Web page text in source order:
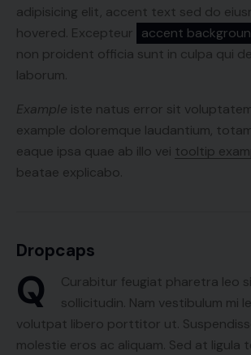
adipisicing elit, accent text sed do
hovered. Excepteur accent
non proident officia sunt in culpa qui
laborum.
Example iste natus error sit
example doloremque laudantium,
eaque ipsa quae ab illo vei tooltip
beatae explicabo.
Dropcaps
Q
Curabitur feugiat pharetra leo
sollicitudin. Nam vestibulum mi
volutpat libero porttitor ut.
molestie eros ac aliquam. Sed at ligula